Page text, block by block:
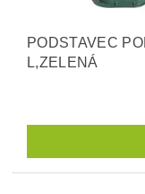
PODSTAVEC
L,ZELENÁ